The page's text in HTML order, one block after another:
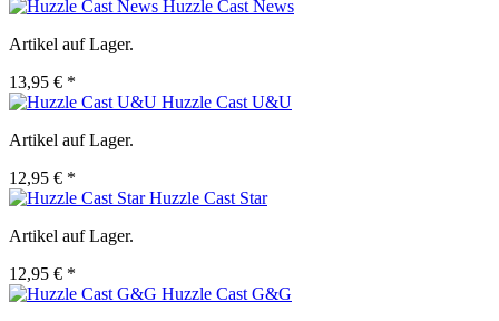
Huzzle Cast News
Artikel auf Lager.
13,95 € *
Huzzle Cast U&U
Artikel auf Lager.
12,95 € *
Huzzle Cast Star
Artikel auf Lager.
12,95 € *
Huzzle Cast G&G